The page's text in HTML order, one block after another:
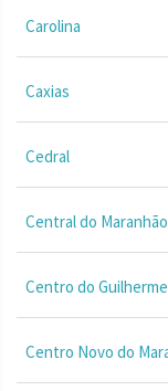
Carolina
Caxias
Cedral
Central do Maranhão
Centro do Guilherme
Centro Novo do